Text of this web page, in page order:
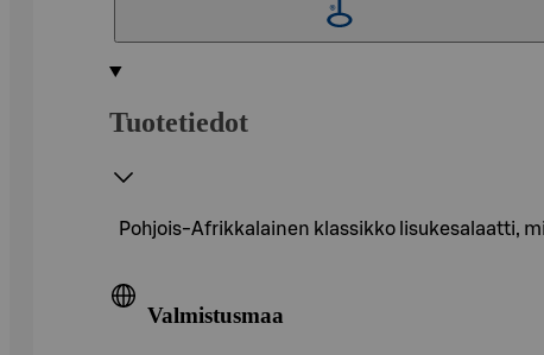
Tuotetiedot
Pohjois-Afrikkalainen klassikko lisukesalaatti,
Valmistusmaa